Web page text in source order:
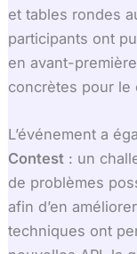
et tables rondes
participants ont
en avant-
concrètes pour
L’événement a
Contest: un
de problèmes
afin d’en
techniques ont